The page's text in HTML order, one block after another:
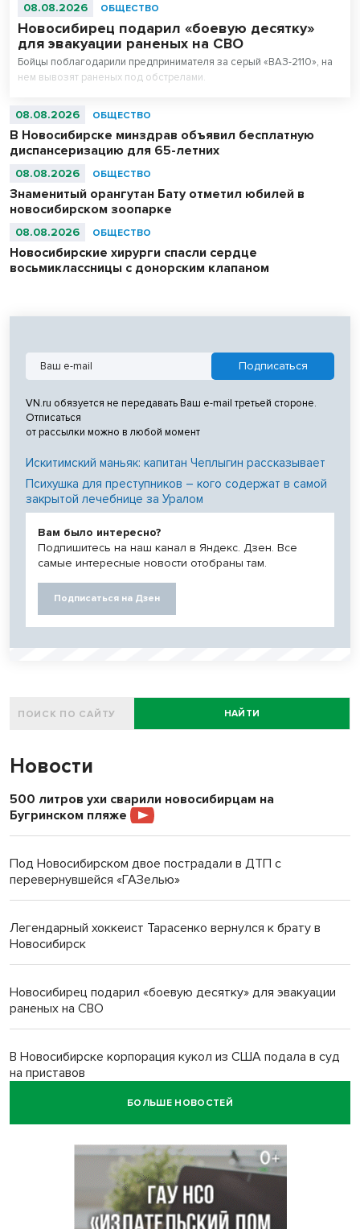
08.08.2026 ОБЩЕСТВО
Новосибирец подарил «боевую десятку»
для эвакуации раненых на СВО
Бойцы поблагодарили предпринимателя за серый «ВАЗ-2110», на
нем вывозят раненых под обстрелами.
08.08.2026 ОБЩЕСТВО
В Новосибирске минздрав объявил бесплатную
диспансеризацию для 65-летних
08.08.2026 ОБЩЕСТВО
Знаменитый орангутан Бату отметил юбилей в
новосибирском зоопарке
08.08.2026 ОБЩЕСТВО
Новосибирские хирурги спасли сердце
восьмиклассницы с донорским клапаном
VN.ru обязуется не передавать Ваш e-mail третьей стороне.
Отписаться
от рассылки можно в любой момент
Искитимский маньяк: капитан Чеплыгин рассказывает
Психушка для преступников – кого содержат в самой
закрытой лечебнице за Уралом
Вам было интересно?
Подпишитесь на наш канал в Яндекс. Дзен. Все
самые интересные новости отобраны там.
Подписаться на Дзен
НАЙТИ
Новости
500 литров ухи сварили новосибирцам на
Бугринском пляже
Под Новосибирском двое пострадали в ДТП с
перевернувшейся «ГАЗелью»
Легендарный хоккеист Тарасенко вернулся к брату в
Новосибирск
Новосибирец подарил «боевую десятку» для эвакуации
раненых на СВО
В Новосибирске корпорация кукол из США подала в суд
на приставов
БОЛЬШЕ НОВОСТЕЙ